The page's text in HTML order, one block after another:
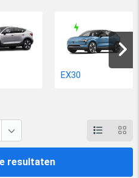
via de reguliere
lastig een gevoel krijgen van
Nederlands kenteken zullen
Volvo van 2012 of
echter een perfecte oplossing
Maar ook als u een
heeft zijn wij u graag van
EX30
resultaten